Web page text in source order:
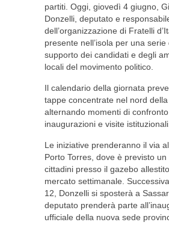
partiti. Oggi, giovedì 4 giugno,
Donzelli, deputato e
dell’organizzazione di Fratelli
presente nell’isola per una serie
supporto dei candidati e degli
locali del movimento politico.
Il calendario della giornata
tappe concentrate nel nord della
alternando momenti di
inaugurazioni e visite istituzionali.
Le iniziative prenderanno il via
Porto Torres, dove è previsto
cittadini presso il gazebo
mercato settimanale.
12, Donzelli si sposterà a
deputato prenderà parte
ufficiale della nuova sede